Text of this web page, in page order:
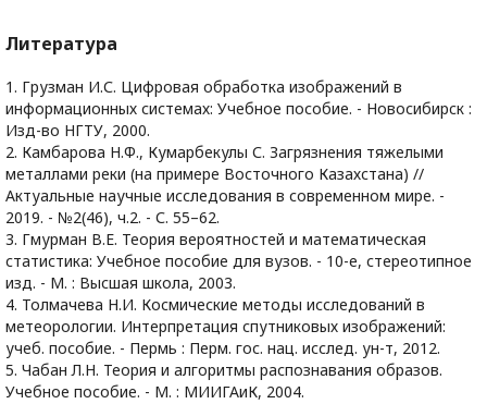
Литература
1. Грузман И.С. Цифровая обработка изображений в
информационных системах: Учебное пособие. - Новосибирcк :
Изд-во НГТУ, 2000.
2. Камбарова Н.Ф., Кумарбекулы С. Зaгpязнeния тяжeлыми
мeтaллaми peки (нa пpимepe Восточного Казахстана) //
Актуальные научные исследования в современном мире. -
2019. - №2(46), ч.2. - С. 55–62.
3. Гмурман В.Е. Теория вероятностей и математическая
статистика: Учебное пособие для вузов. - 10-е, стереотипное
изд. - М. : Высшая школа, 2003.
4. Толмачева Н.И. Космические методы исследований в
метеорологии. Интерпретация спутниковых изображений:
учеб. пособие. - Пермь : Перм. гос. нац. исслед. ун-т, 2012.
5. Чабан Л.Н. Теория и алгоритмы распознавания образов.
Учебное пособие. - М. : МИИГАиК, 2004.